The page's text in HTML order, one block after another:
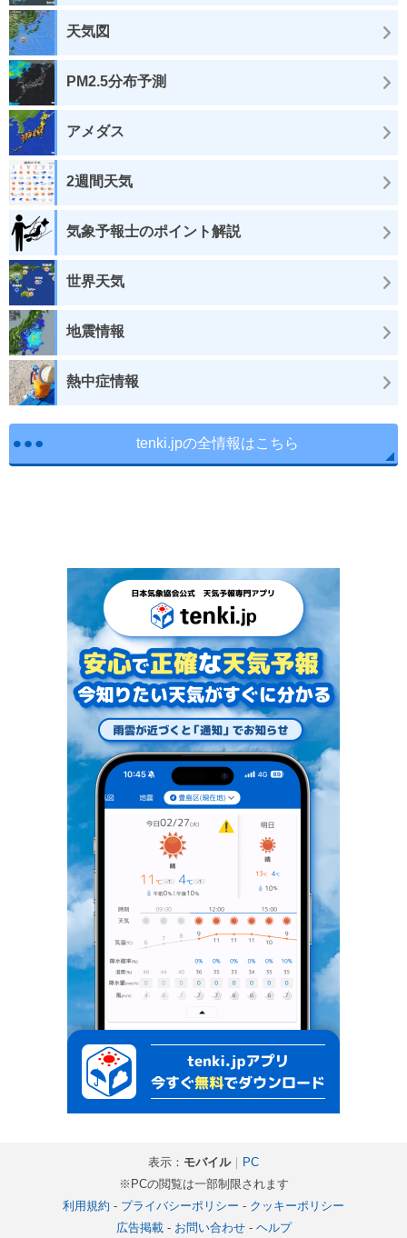
天気図
PM2.5分布予測
アメダス
2週間天気
気象予報士のポイント解説
世界天気
地震情報
熱中症情報
tenki.jpの全情報はこちら
表示： モバイル｜ PC
※PCの閲覧は一部制限されます
利用規約 - プライバシーポリシー - クッキーポリシー
広告掲載- お問い合わせ- ヘルプ